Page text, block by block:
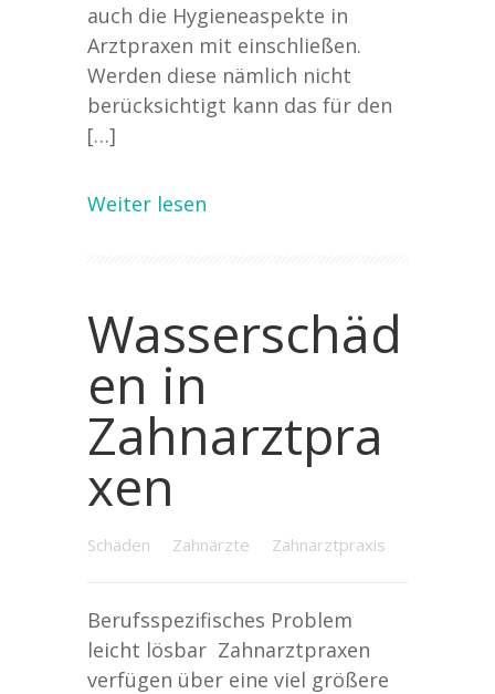
auch die Hygieneaspekte in
Arztpraxen mit einschließen.
Werden diese nämlich nicht
berücksichtigt kann das für den
[…]
Weiter lesen
Wasserschäd
en in
Zahnarztpra
xen
Schäden Zahnärzte Zahnarztpraxis
Berufsspezifisches Problem
leicht lösbar Zahnarztpraxen
verfügen über eine viel größere